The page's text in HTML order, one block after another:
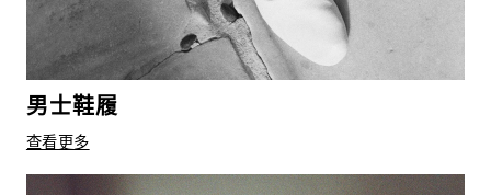
男士鞋履
查看更多